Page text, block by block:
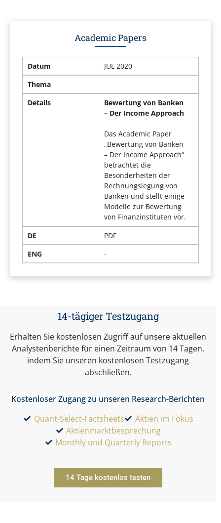
Academic Papers
Datum
JUL 2020
Thema
Details
Bewertung von Banken
– Der Income Approach
Das Academic Paper
„Bewertung von Banken
– Der Income Approach“
betrachtet die
Besonderheiten der
Rechnungslegung von
Banken und stellt einige
Modelle zur Bewertung
von Finanzinstituten vor.
DE
PDF
ENG
-
14-tägiger Testzugang
Erhalten Sie kostenlosen Zugriff auf unsere aktuellen
Analystenberichte für einen Zeitraum von 14 Tagen,
indem Sie unseren kostenlosen Testzugang
abschließen.
Kostenloser Zugang zu unseren Research-Berichten
Quant-Select-Factsheets
Aktien im Fokus
Aktienmarktbesprechung
Monthly und Quarterly Reports
14 Tage kostenlos testen